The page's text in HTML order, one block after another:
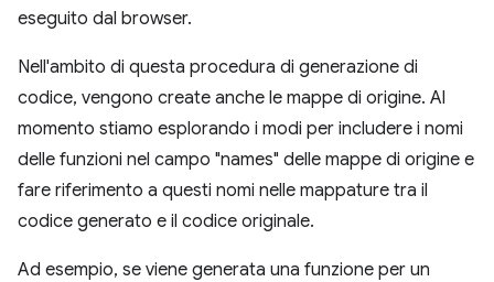
eseguito dal browser.
Nell'ambito di questa procedura di generazione di
codice, vengono create anche le mappe di origine. Al
momento stiamo esplorando i modi per includere i nomi
delle funzioni nel campo "names" delle mappe di origine e
fare riferimento a questi nomi nelle mappature tra il
codice generato e il codice originale.
Ad esempio, se viene generata una funzione per un